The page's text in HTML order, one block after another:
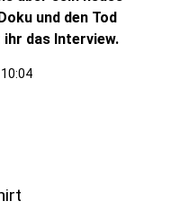
und den Tod
das Interview.